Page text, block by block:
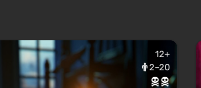
12+
2–20